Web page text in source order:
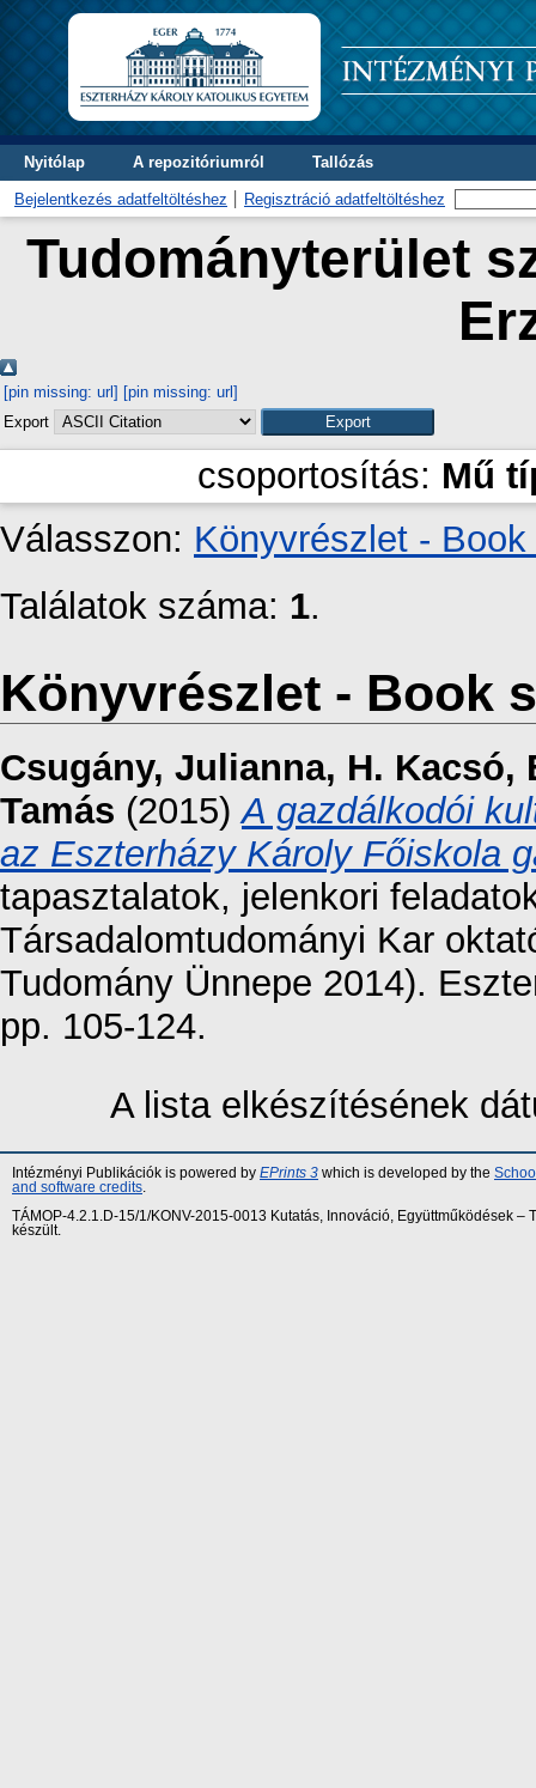
Nyitólap A repozitóriumról Tallózás
Bejelentkezés adatfeltöltéshez Regisztráció adatfeltöltéshez
Tudományterület
[pin missing: url] [pin missing: url]
Export
csoportosítás: Mű
Válasszon: Könyvrészlet -
Találatok száma: 1.
Könyvrészlet - Book
Csugány, Julianna, H. Kacsó,
Tamás (2015)A gazdálkodói
az Eszterházy Károly Főiskola
tapasztalatok, jelenkori
Társadalomtudományi Kar
Tudomány Ünnepe 2014).
pp. 105-124.
A lista elkészítésének
Intézményi Publikációk is powered by EPrints 3 which is developed by the
and software credits
TÁMOP-4.2.1.D-15/1/KONV-2015-0013 Kutatás, Innováció, Együttműködések
készült.